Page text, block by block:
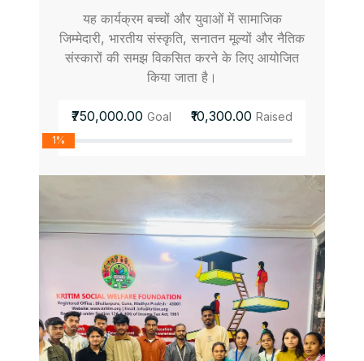
यह कार्यक्रम बच्चों और युवाओं में सामाजिक
जिम्मेदारी, भारतीय संस्कृति, सनातन मूल्यों और नैतिक
संस्कारों की समझ विकसित करने के लिए आयोजित
किया जाता है।
₹750,000.00 Goal ₹10,300.00 Raised
1%